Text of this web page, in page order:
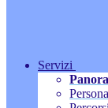
Servizi